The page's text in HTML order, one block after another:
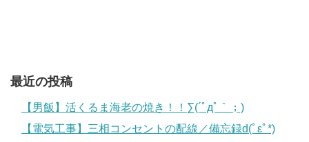
最近の投稿
【男飯】活くるま海老の焼き！！∑(´ﾟдﾟ｀；)
【電気工事】三相コンセントの配線／備忘録d(ﾟεﾟ*)